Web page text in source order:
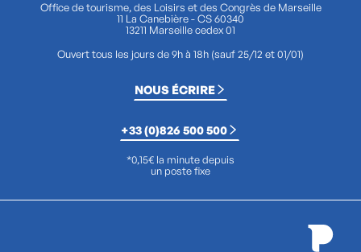
Office de tourisme, des Loisirs et des Congrès de Marseille
11 La Canebière - CS 60340
13211 Marseille cedex 01
Ouvert tous les jours de 9h à 18h (sauf 25/12 et 01/01)
NOUS ÉCRIRE
+33 (0)826 500 500
*0,15€ la minute depuis
un poste fixe